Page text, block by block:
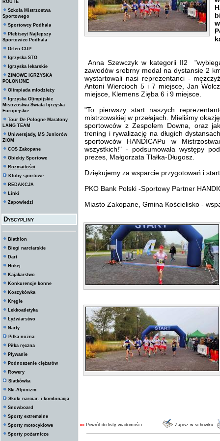
ROUTE
Szkoła Mistrzostwa
Sportowego
Sportowcy Podhala
Plebiscyt Najlepszy
Sportowiec Podhala
Orlen CUP
Igrzyska STO
Igrzyska lekarskie
ZIMOWE IGRZYSKA
POLONIJNE
Olimpiada młodzieży
Igrzyska Olimpijskie
Mistrzostwa Świata Igrzyska
Europejskie
Tour De Pologne Maratony
LANG TEAM
Uniwersjady, MS Juniorów
ZIOM
COS Zakopane
Obiekty Sportowe
Rozmaitości
Kluby sportowe
REDAKCJA
Linki
Zapowiedzi
Dyscypliny
Biathlon
Biegi narciarskie
Dart
Hokej
Kajakarstwo
Konkurencje konne
Koszykówka
Kręgle
Lekkoatletyka
Łyżwiarstwo
Narty
Piłka nożna
Piłka ręczna
Pływanie
Podnoszenie ciężarów
Rowery
Siatkówka
Ski-Alpinizm
Skoki narciar. i kombinacja
Snowboard
Sporty extremalne
Sporty motocyklowe
Sporty pożarnicze
Anna Szewczyk w kategorii II2
zawodów srebrny medal na dystansie 2
wystartowali nasi reprezentanci -
Antoni Wiercioch 5 i 7 miejsce, Jan
miejsce, Klemens Zięba 6 i 9 miejsce.
"To pierwszy start naszych
mistrzowskiej w przełajach. Mieliśmy
sportowców z Zespołem Downa, oraz
trening i rywalizację na długich
sportowców HANDICAPu w
wszystkich!" - podsumowała występy
prezes, Małgorzata Tlałka-Długosz.
Dziękujemy za wsparcie przygotowań i
PKO Bank Polski -Sportowy Partner
Miasto Zakopane, Gmina Kościelisko -
«« Powrót do listy wiadomości Zapisz w schowku